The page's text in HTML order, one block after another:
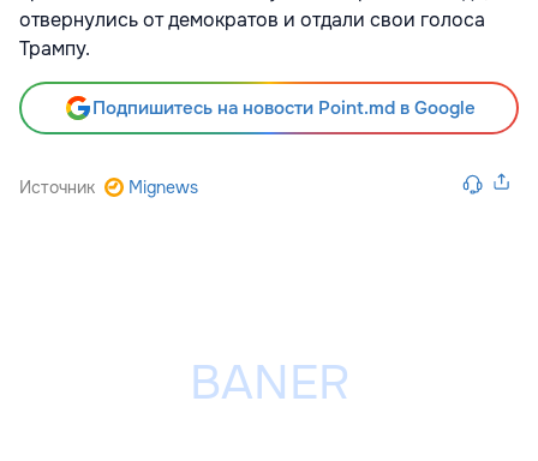
отвернулись от демократов и отдали свои голоса
Трампу.
Подпишитесь на новости Point.md в Google
Источник Mignews